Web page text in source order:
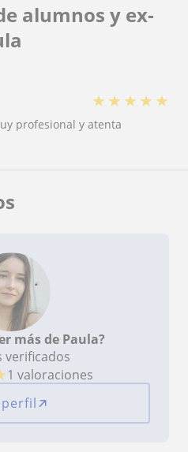
alumnos y ex-
★ ★ ★ ★ ★
profesional y atenta
más de Paula?
1 valoraciones